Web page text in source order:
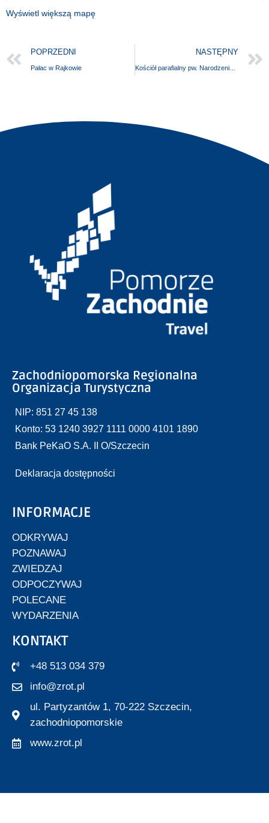
Wyświetl większą mapę
POPRZEDNI
Pałac w Rajkowie
NASTĘPNY
Kościół parafialny pw. Narodzenia Najświętszej Maryi Panny w Choszcznie
Zachodniopomorska Regionalna
Organizacja Turystyczna
NIP: 851 27 45 138
Konto: 53 1240 3927 1111 0000 4101 1890
Bank PeKaO S.A. II O/Szczecin
Deklaracja dostępności
INFORMACJE
ODKRYWAJ
POZNAWAJ
ZWIEDZAJ
ODPOCZYWAJ
POLECANE
WYDARZENIA
KONTAKT
+48 513 034 379
info@zrot.pl
ul. Partyzantów 1, 70-222 Szczecin,
zachodniopomorskie
www.zrot.pl